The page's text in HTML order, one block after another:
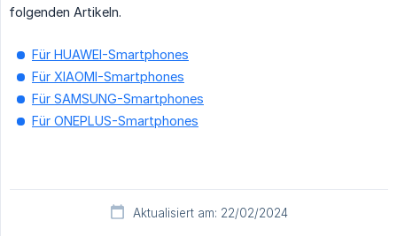
folgenden Artikeln.
Für HUAWEI-Smartphones
Für XIAOMI-Smartphones
Für SAMSUNG-Smartphones
Für ONEPLUS-Smartphones
Aktualisiert am: 22/02/2024